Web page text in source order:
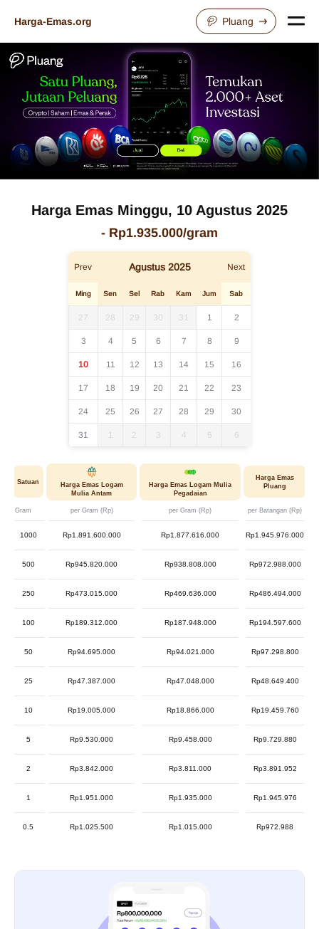
Harga-Emas.org Pluang
Harga Emas Minggu, 10 Agustus 2025
- Rp1.935.000/gram
Prev Agustus 2025 Next
Ming Sen Sel Rab Kam Jum Sab
27 28 29 30 31 1 2
3 4 5 6 7 8 9
10 11 12 13 14 15 16
17 18 19 20 21 22 23
24 25 26 27 28 29 30
31 1 2 3 4 5 6
Satuan
Harga Emas Logam
Mulia Antam
Harga Emas Logam Mulia
Pegadaian
Harga Emas
Pluang
Gram per Gram (Rp) per Gram (Rp) per Batangan (Rp)
1000 Rp1.891.600.000 Rp1.877.616.000 Rp1.945.976.000
500 Rp945.820.000 Rp938.808.000 Rp972.988.000
250 Rp473.015.000 Rp469.636.000 Rp486.494.000
100 Rp189.312.000 Rp187.948.000 Rp194.597.600
50 Rp94.695.000 Rp94.021.000 Rp97.298.800
25 Rp47.387.000 Rp47.048.000 Rp48.649.400
10 Rp19.005.000 Rp18.866.000 Rp19.459.760
5 Rp9.530.000 Rp9.458.000 Rp9.729.880
2 Rp3.842.000 Rp3.811.000 Rp3.891.952
1 Rp1.951.000 Rp1.935.000 Rp1.945.976
0.5 Rp1.025.500 Rp1.015.000 Rp972.988